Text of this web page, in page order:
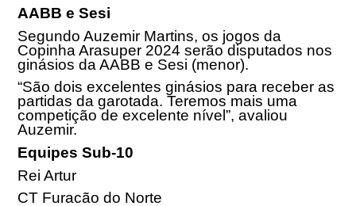
AABB e Sesi
Segundo Auzemir Martins, os jogos da
Copinha Arasuper 2024 serão disputados nos
ginásios da AABB e Sesi (menor).
“São dois excelentes ginásios para receber as
partidas da garotada. Teremos mais uma
competição de excelente nível”, avaliou
Auzemir.
Equipes Sub-10
Rei Artur
CT Furacão do Norte